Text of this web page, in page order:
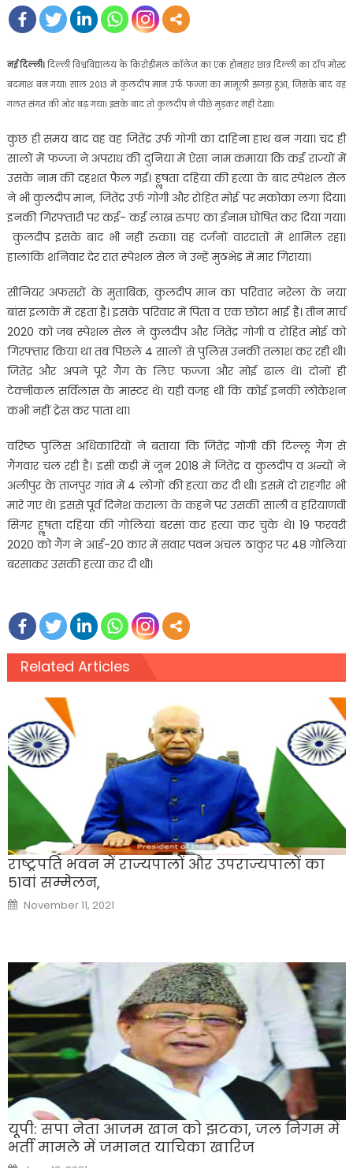
नई दिल्ली।दिल्ली विश्वविद्यालय के किरोड़ीमल कॉलेज का एक होनहार छात्र दिल्ली का टॉप मोस्ट
बदमाश बन गया। साल 2013 में कुलदीप मान उर्फ फज्जा का मामूली झगड़ा हुआ, जिसके बाद वह
गलत संगत की ओर बढ़ गया। इसके बाद तो कुलदीप ने पीछे मुड़कर नहीं देखा।
कुछ ही समय बाद वह वह जितेंद्र उर्फ गोगी का दाहिना हाथ बन गया। चंद ही
सालों में फज्जा ने अपराध की दुनिया में ऐसा नाम कमाया कि कई राज्यों में
उसके नाम की दहशत फैल गई। हॢषता दहिया की हत्या के बाद स्पेशल सेल
ने भी कुलदीप मान, जितेंद्र उर्फ गोगी और रोहित मोई पर मकोका लगा दिया।
इनकी गिरफ्तारी पर कई- कई लाख रुपए का ईनाम घोषित कर दिया गया।
कुलदीप इसके बाद भी नहीं रुका। वह दर्जनों वारदातों में शामिल रहा।
हालांकि शनिवार देर रात स्पेशल सेल ने उन्हें मुठभेड़ में मार गिराया।
सीनियर अफसरों के मुताबिक, कुलदीप मान का परिवार नरेला के नया
बांस इलाके में रहता है। इसके परिवार में पिता व एक छोटा भाई है। तीन मार्च
2020 को जब स्पेशल सेल ने कुलदीप और जितेंद्र गोगी व रोहित मोई को
गिरफ्तार किया था तब पिछले 4 सालों से पुलिस उनकी तलाश कर रही थी।
जितेंद्र और अपने पूरे गैंग के लिए फज्जा और मोई ढाल थे। दोनों ही
टेक्नीकल सर्विलांस के मास्टर थे। यही वजह थी कि कोई इनकी लोकेशन
कभी नहीं ट्रेस कर पाता था।
वरिष्ठ पुलिस अधिकारियों ने बताया कि जितेंद्र गोगी की टिल्लू गैंग से
गैंगवार चल रही है। इसी कड़ी में जून 2018 में जितेंद्र व कुलदीप व अन्यों ने
अलीपुर के ताजपुर गांव में 4 लोगों की हत्या कर दी थी। इसमें दो राहगीर भी
मारे गए थे। इससे पूर्व दिनेश कराला के कहने पर उसकी साली व हरियाणवी
सिंगर हॢषता दहिया की गोलियां बरसां कर हत्या कर चुके थे। 19 फरवरी
2020 को गैंग ने आई-20 कार में सवार पवन अंचल ठाकुर पर 48 गोलियां
बरसाकर उसकी हत्या कर दी थी।
Related Articles
राष्ट्रपति भवन में राज्यपालों और उपराज्यपालों का
51वां सम्मेलन,
Posted
on
November 11, 2021
यूपी: सपा नेता आजम खान को झटका, जल निगम में
भर्ती मामले में जमानत याचिका खारिज